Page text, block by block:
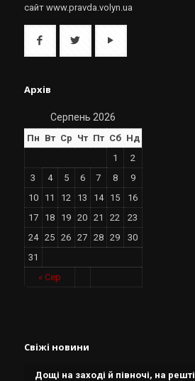
сайт www.pravda.volyn.ua
Архів
Серпень 2026
Пн Вт Ср Чт Пт Сб Нд
« Сер
1
2
3
4 5 6 7 8
9
10
11 12 13 14 15
16
17
18 19 20 21 22
23
24
25 26 27 28 29
30
31
Свіжі новини
Дощі на заході й півночі, на решті